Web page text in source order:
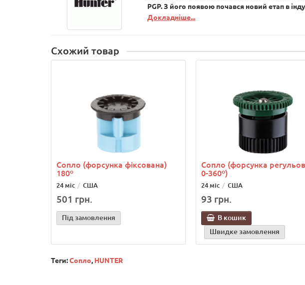
PGP. З його появою почався новий етап в
Докладніше...
Схожий товар
Сопло (форсунка фіксована)
180º
24 міс США
501 грн.
Під замовлення
Сопло (форсунка
0-360º)
24 міс США
93 грн.
В кошик
Швидке замовлення
Теги:Сопло, HUNTER